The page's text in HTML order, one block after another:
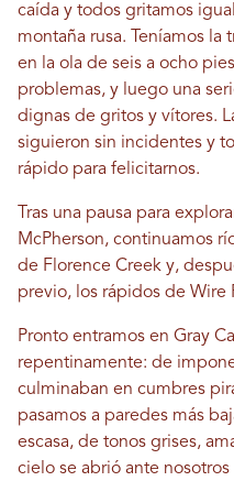
caída y todos gritamos
montaña rusa. Teníamos la
en la ola de seis a ocho
problemas, y luego una
dignas de gritos y vítores.
siguieron sin incidentes y
rápido para felicitarnos.
Tras una pausa para
McPherson, continuamos
de Florence Creek y,
previo, los rápidos de Wire
Pronto entramos en Gray
repentinamente: de
culminaban en cumbres
pasamos a paredes más
escasa, de tonos grises,
cielo se abrió ante